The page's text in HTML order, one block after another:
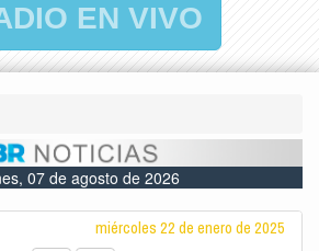
EN VIVO
07 de agosto de 2026
miércoles 22 de enero de 2025